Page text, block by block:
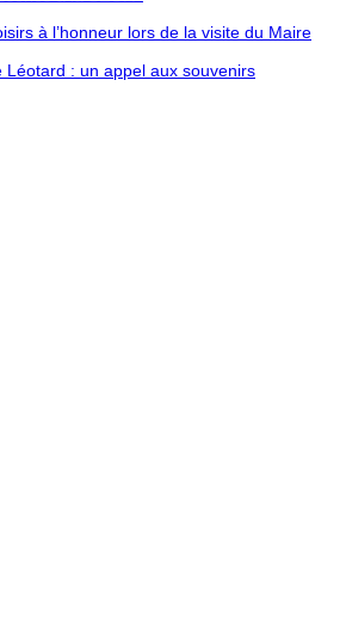
à l’honneur lors de la visite du Maire
Léotard : un appel aux souvenirs